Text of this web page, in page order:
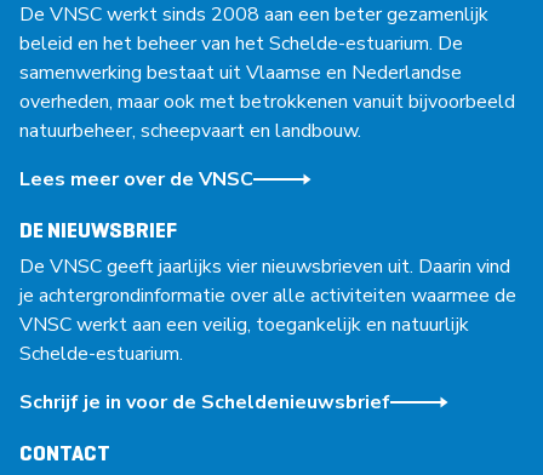
De VNSC werkt sinds 2008 aan een beter gezamenlijk
beleid en het beheer van het Schelde-estuarium. De
samenwerking bestaat uit Vlaamse en Nederlandse
overheden, maar ook met betrokkenen vanuit bijvoorbeeld
natuurbeheer, scheepvaart en landbouw.
Lees meer over de VNSC
DE NIEUWSBRIEF
De VNSC geeft jaarlijks vier nieuwsbrieven uit. Daarin vind
je achtergrondinformatie over alle activiteiten waarmee de
VNSC werkt aan een veilig, toegankelijk en natuurlijk
Schelde-estuarium.
Schrijf je in voor de Scheldenieuwsbrief
CONTACT